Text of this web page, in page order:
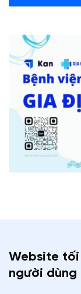
Website
người dùng